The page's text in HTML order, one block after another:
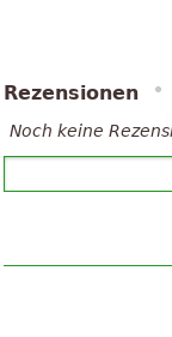
Rezensionen
Noch keine